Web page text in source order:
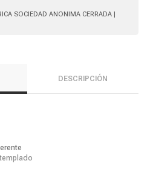
SOCIEDAD ANONIMA CERRADA
DESCRIPCIÓN